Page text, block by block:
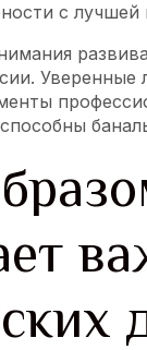
с лучшей